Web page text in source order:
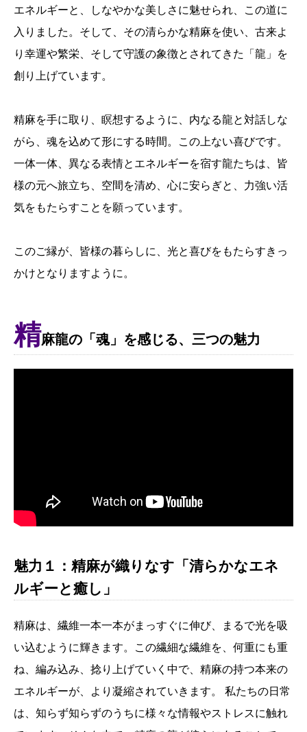
エネルギーと、しなやかな美しさに魅せられ、この道に
入りました。そして、その清らかな精麻を使い、古来よ
り幸運や繁栄、そして守護の象徴とされてきた「龍」を
創り上げています。
精麻を手に取り、瞑想するように、内なる龍と対話しな
がら、魂を込めて形にする時間。この上ない喜びです。
一体一体、異なる表情とエネルギーを宿す龍たちは、皆
様の元へ旅立ち、空間を清め、心に安らぎと、力強い活
気をもたらすことを願っています。
このご縁が、皆様の暮らしに、光と喜びをもたらすきっ
かけとなりますように。
精麻龍の「魂」を感じる、三つの魅力
魅力１：精麻が織りなす「清らかなエネ
ルギーと癒し」
精麻は、繊維一本一本がまっすぐに伸び、まるで光を吸
い込むように輝きます。この繊細な繊維を、何重にも重
ね、編み込み、捻り上げていく中で、精麻の持つ本来の
エネルギーが、より凝縮されていきます。 私たちの日常
は、知らず知らずのうちに様々な情報やストレスに触れ